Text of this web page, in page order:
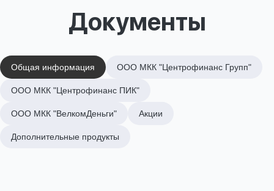
Документы
Общая информация ООО МКК "Центрофинанс Групп"
ООО МКК "Центрофинанс ПИК"
ООО МКК "ВелкомДеньги" Акции
Дополнительные продукты
ознакомлен
предоставления
займов,
политикой
сайта,
согласие
обработку